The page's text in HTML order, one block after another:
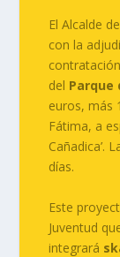
El Alcalde
con la
del Parque
euros, más
Fátima, a
Cañadica’.
días.
Este
Juventud
integrará